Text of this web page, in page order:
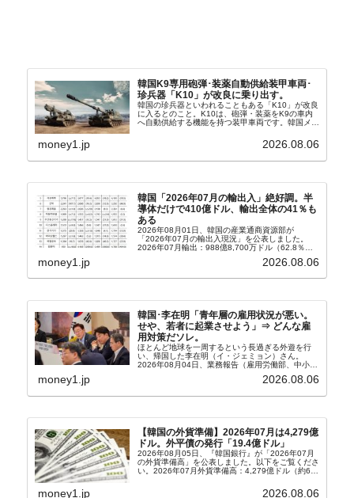
韓国K9専用砲弾･装薬自動供給装甲車両･
珍兵器「K10」が改良に乗り出す。
韓国の珍兵器といわれることもある「K10」が改良
に入るとのこと。K10は、砲弾・装薬をK9の車内
へ自動供給する機能を持つ装甲車両です。韓国メデ
から以下に一部を引きます。2005年に初めて...
money1.jp 2026.08.06
韓国「2026年07月の輸出入」絶好調。半
導体だけで410億ドル、輸出全体の41％も
ある
2026年08月01日、韓国の産業通商資源部が
「2026年07月の輸出入現況」を公表しました。
2026年07月輸出：988億8,700万ドル（62.8％）
money1.jp 2026.08.06
韓国･李在明「青年層の雇用状況が悪い。
せや、若者に起業させよう」⇒ どんな雇
用対策だソレ。
ほとんど地球を一周するという長過ぎる外遊を行
い、帰国した李在明（イ・ジェミョン）さん。
2026年08月04日、業務報告（雇用労働部、中小ベ
上、韓国大統領に成りおおせた李在明（イ・ジェミ
money1.jp 2026.08.06
【韓国の外貨準備】2026年07月は4,279億
ドル。外平債の発行「19.4億ドル」
2026年08月05日、『韓国銀行』が「2026年07月
の外貨準備高」を公表しました。以下をご覧くださ
い。2026年07月外貨準備高：4,279億ドル（約67
money1.jp 2026.08.06